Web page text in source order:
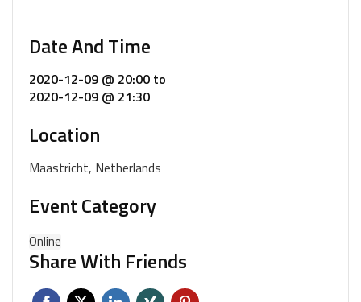
Date And Time
2020-12-09 @ 20:00 to
2020-12-09 @ 21:30
Location
Maastricht, Netherlands
Event Category
Online
Share With Friends